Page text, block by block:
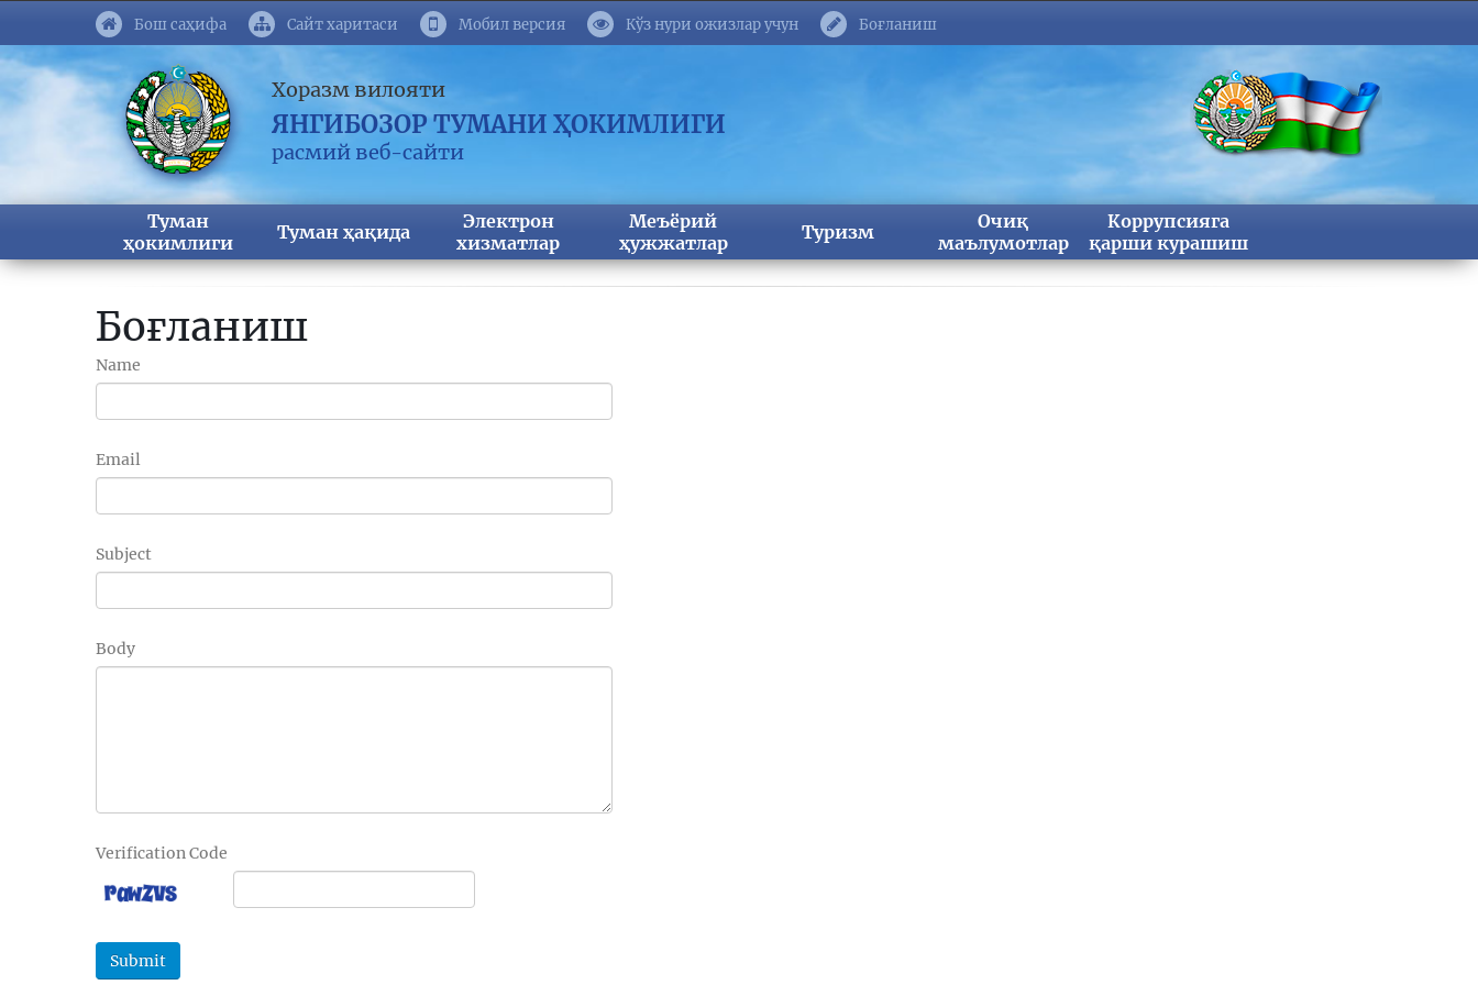
Бош саҳифа Сайт харитаси Мобил версия Кўз нури ожизлар учун Боғланиш
Хоразм вилояти
ЯНГИБОЗОР ТУМАНИ ҲОКИМЛИГИ
расмий веб-сайти
Туман
ҳокимлиги
Туман ҳақида
Электрон
хизматлар
Меъёрий
ҳужжатлар
Туризм
Очиқ
маълумотлар
Коррупсияга
қарши курашиш
Боғланиш
Name
Email
Subject
Body
Verification Code
Submit